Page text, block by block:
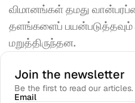
விமானங்கள் தமது
தளங்களைப் பயன்படுத்தவும்
மறுத்திருந்தன.
Join the newsletter
Be the first to read our articles.
Email